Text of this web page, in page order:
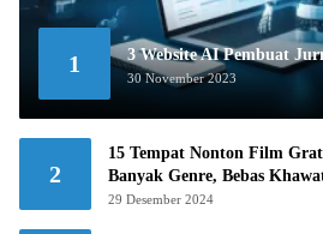
1 3 Website AI Pembuat
30 November 2023
2
15 Tempat Nonton Film
Banyak Genre, Bebas
29 Desember 2024